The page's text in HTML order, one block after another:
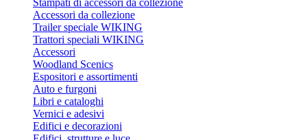
Stampati di accessori da collezione
Accessori da collezione
Trailer speciale WIKING
Trattori speciali WIKING
Accessori
Woodland Scenics
Espositori e assortimenti
Auto e furgoni
Libri e cataloghi
Vernici e adesivi
Edifici e decorazioni